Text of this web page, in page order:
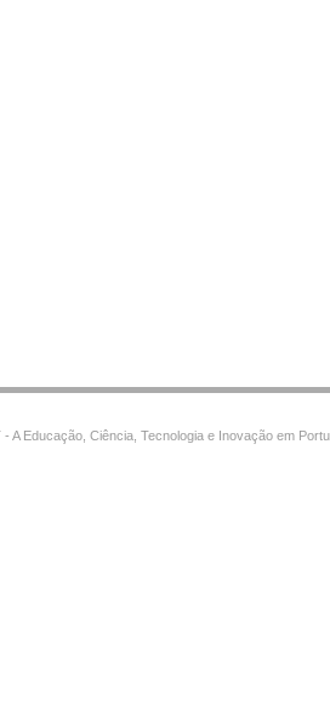
A Educação, Ciência, Tecnologia e Inovação em